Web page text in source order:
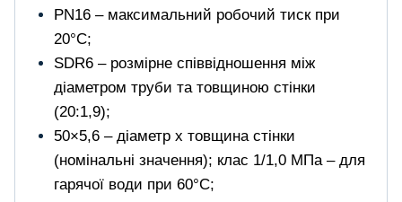
PN16 – максимальний робочий тиск при
20°C;
SDR6 – розмірне співвідношення між
діаметром труби та товщиною стінки
(20:1,9);
50×5,6 – діаметр х товщина стінки
(номінальні значення); клас 1/1,0 МПа – для
гарячої води при 60°C;